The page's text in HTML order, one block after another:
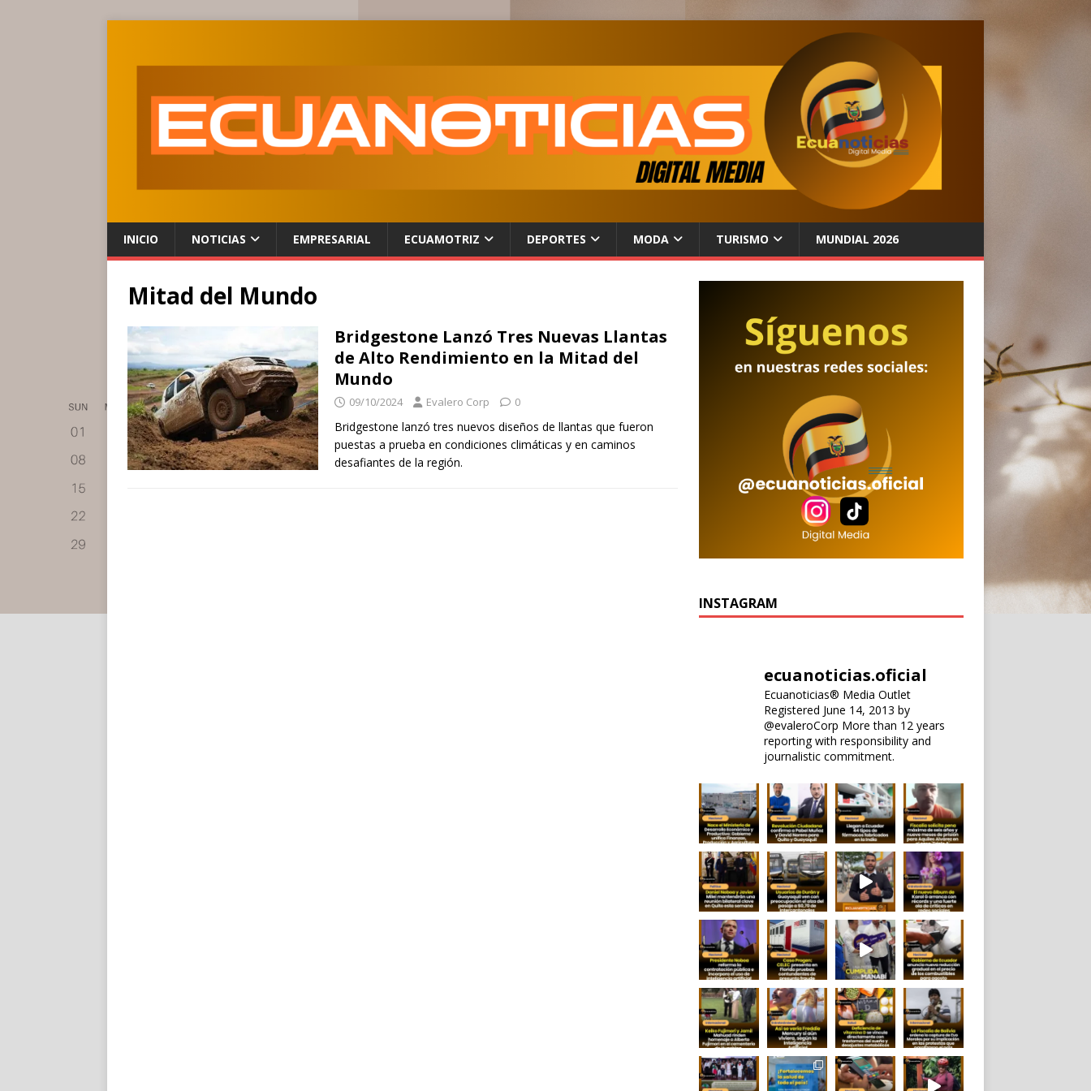
INICIO NOTICIAS EMPRESARIAL ECUAMOTRIZ DEPORTES MODA TURISMO MUNDIAL 2026
Mitad del Mundo
Bridgestone Lanzó Tres Nuevas Llantas
de Alto Rendimiento en la Mitad del
Mundo
09/10/2024 Evalero Corp 0
Bridgestone lanzó tres nuevos diseños de llantas que fueron
puestas a prueba en condiciones climáticas y en caminos
desafiantes de la región.
INSTAGRAM
ecuanoticias.oficial
Ecuanoticias® Media Outlet
Registered June 14, 2013 by
@evaleroCorp More than 12 years
reporting with responsibility and
journalistic commitment.